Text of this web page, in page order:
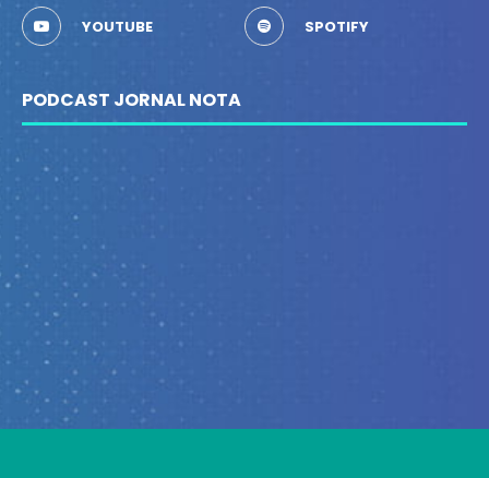
YOUTUBE SPOTIFY
PODCAST JORNAL NOTA